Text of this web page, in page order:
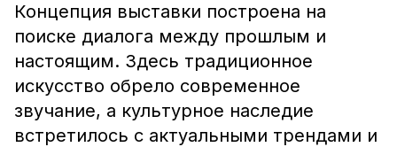
Концепция выставки построена на
поиске диалога между прошлым и
настоящим. Здесь традиционное
искусство обрело современное
звучание, а культурное наследие
встретилось с актуальными трендами и